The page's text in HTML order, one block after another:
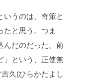
うのは、奇策と
たと思う。つま
んだのだった。前
」という、正使無
久(ひらかたよし